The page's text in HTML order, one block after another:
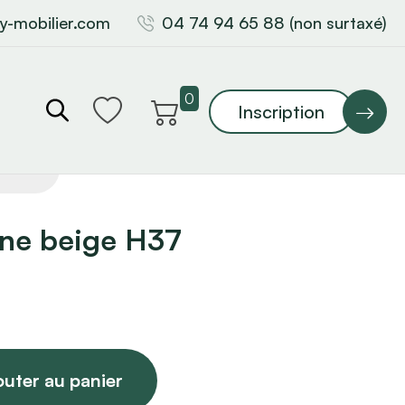
mobilier.com 04 74 94 65 88 (non surtaxé)
0
Inscription
beige H37
au panier